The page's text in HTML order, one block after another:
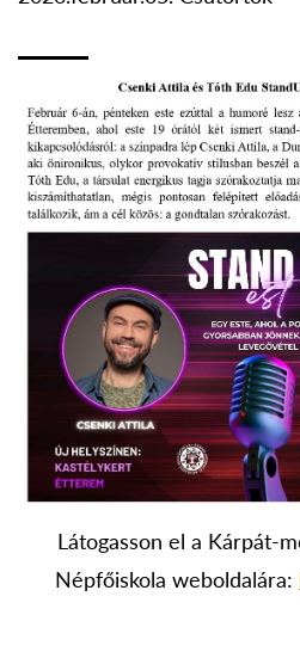
Látogasson el a Kárpát-
Népfőiskola weboldalára: